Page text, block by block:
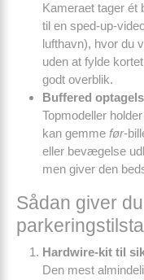
Kameraet tager ét
til en sped-up-
lufthavn), hvor du
uden at fylde
godt overblik.
Buffered
Topmodeller
kan gemme før-
eller bevægelse
men giver den
Sådan giver
Hardwire-kit til
Den mest